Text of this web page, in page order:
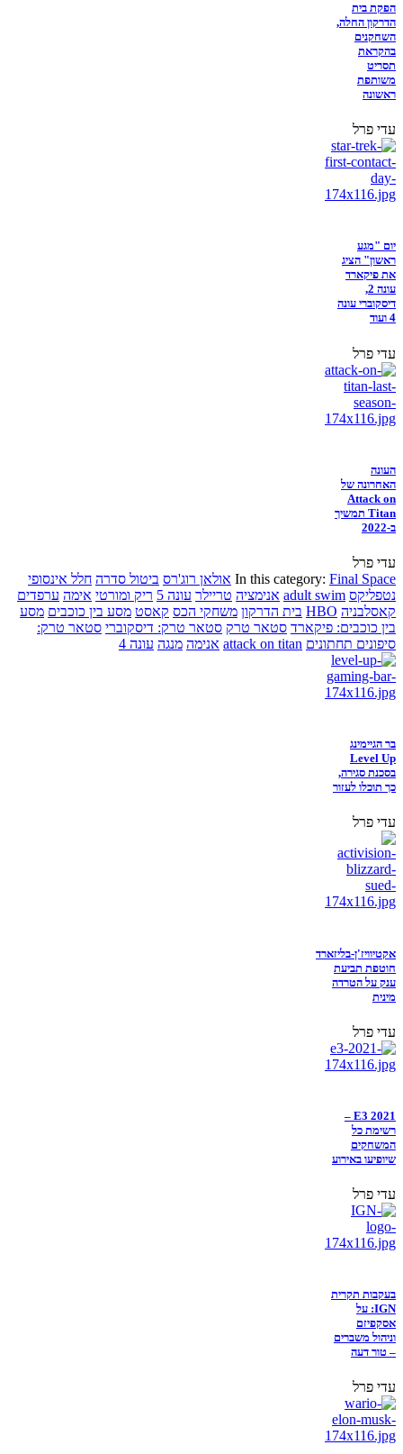
הפקת בית
הדרקון החלה,
השחקנים
בהקראת
תסריט
משותפת
ראשונה
עדי פרל
יום "מגע
ראשון" הציג
את פיקארד
עונה 2,
דיסקוברי עונה
4 ועוד
עדי פרל
העונה
האחרונה של
Attack on
Titan תמשיך
ב-2022
עדי פרל
In this category: Final Space אולאן רוג'רס ביטול סדרה חלל אינסופי
נטפליקס adult swim אנימציה טריילר עונה 5 ריק ומורטי אימה ערפדים
קאסלבניה HBO בית הדרקון משחקי הכס קאסט מסע בין כוכבים מסע
בין כוכבים: פיקארד סטאר טרק סטאר טרק: דיסקוברי סטאר טרק:
סיפונים תחתונים attack on titan אנימה מנגה עונה 4
בר הגיימינג
Level Up
בסכנת סגירה,
כך תוכלו לעזור
עדי פרל
אקטיוויז'ן-בליזארד
חוטפת תביעת
ענק על הטרדה
מינית
עדי פרל
E3 2021 –
רשימת כל
המשחקים
שיופיעו באירוע
עדי פרל
בעקבות תקרית
IGN: על
אסקפיזם
וניהול משברים
– טור דעה
עדי פרל